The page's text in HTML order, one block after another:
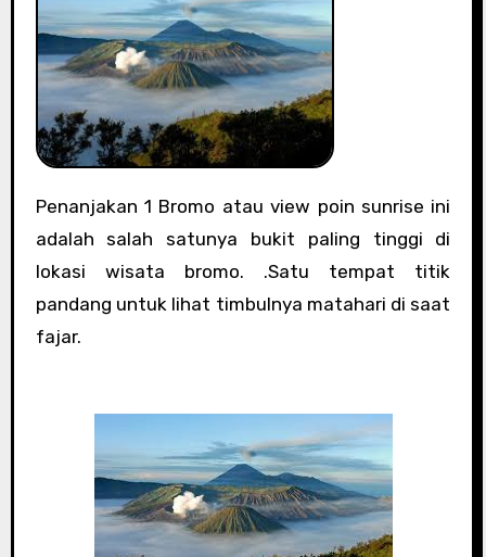
Penanjakan 1 Bromo atau view poin sunrise ini
adalah salah satunya bukit paling tinggi di
lokasi wisata bromo. .Satu tempat titik
pandang untuk lihat timbulnya matahari di saat
fajar.